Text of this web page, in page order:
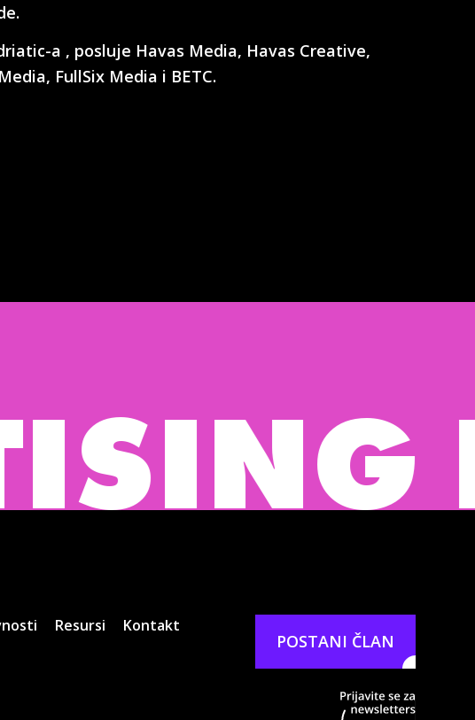
a , posluje Havas Media, Havas Creative,
FullSix Media i BETC.
Resursi
Kontakt
POSTANI ČLAN